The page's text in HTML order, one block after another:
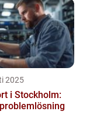
2025
i Stockholm: